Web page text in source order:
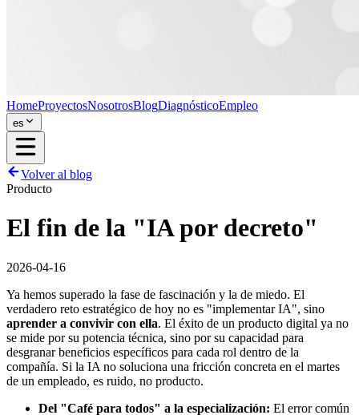
HomeProyectosNosotrosBlogDiagnósticoEmpleo
es
Volver al blog
Producto
El fin de la "IA por decreto"
2026-04-16
Ya hemos superado la fase de fascinación y la de miedo. El
verdadero reto estratégico de hoy no es "implementar IA", sino
aprender a convivir con ella. El éxito de un producto digital ya no
se mide por su potencia técnica, sino por su capacidad para
desgranar beneficios específicos para cada rol dentro de la
compañía. Si la IA no soluciona una fricción concreta en el martes
de un empleado, es ruido, no producto.
Del "Café para todos" a la especialización: El error común